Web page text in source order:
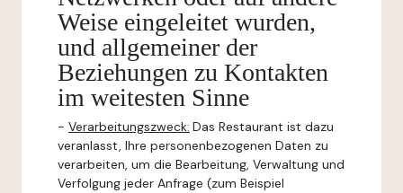
Weise eingeleitet wurden,
und allgemeiner der
Beziehungen zu Kontakten
im weitesten Sinne
- Verarbeitungszweck: Das Restaurant ist dazu
veranlasst, Ihre personenbezogenen Daten zu
verarbeiten, um die Bearbeitung, Verwaltung und
Verfolgung jeder Anfrage (zum Beispiel